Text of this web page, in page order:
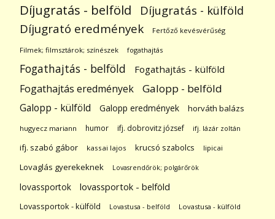
Díjugratás - belföld Díjugratás - külföld
Díjugrató eredmények Fertőző kevésvérűség
Filmek; filmsztárok; színészek fogathajtás
Fogathajtás - belföld Fogathajtás - külföld
Fogathajtás eredmények Galopp - belföld
Galopp - külföld Galopp eredmények horváth balázs
hugyecz mariann humor ifj. dobrovitz józsef ifj. lázár zoltán
ifj. szabó gábor kassai lajos krucsó szabolcs lipicai
Lovaglás gyerekeknek Lovasrendőrök; polgárőrök
lovassportok lovassportok - belföld
Lovassportok - külföld Lovastusa - belföld Lovastusa - külföld